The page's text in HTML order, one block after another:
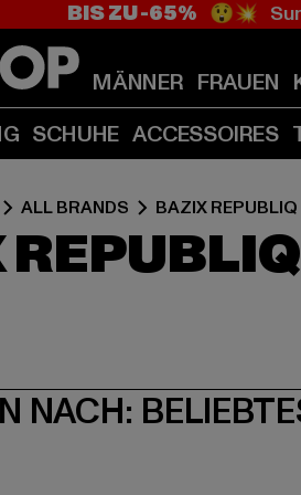
BIS ZU -65% 😲💥
MÄNNER FRAUEN
SCHUHE ACCESSOIRES
ALL BRANDS BAZIX REPUBLIQ
NACH: